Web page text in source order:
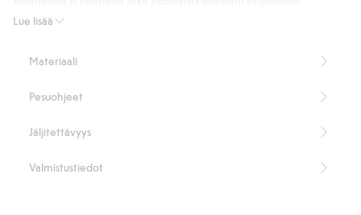
Lue lisää
Tuotenumero
Materiaali
Pesuohjeet
Jäljitettävyys
Valmistustiedot